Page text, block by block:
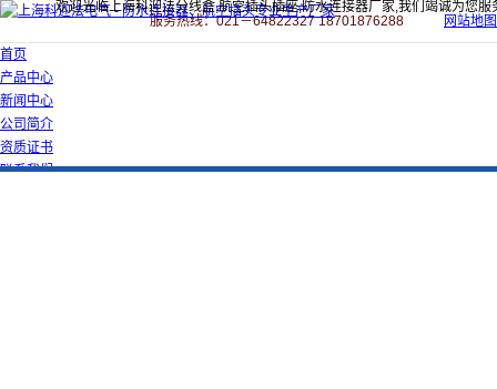
欢迎光临上海科迎法分线盒,航空插头插座,防水连接器厂家,我们竭诚为您服
服务热线：021－64822327 18701876288
网站地图
首页
产品中心
新闻中心
公司简介
资质证书
联系我们